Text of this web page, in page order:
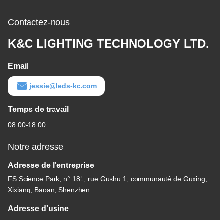
Contactez-nous
K&C LIGHTING TECHNOLOGY LTD.
Email
jessie@leds-kc.com
Temps de travail
08:00-18:00
Notre adresse
Adresse de l'entreprise
FS Science Park, n° 181, rue Gushu 1, communauté de Guxing,
Xixiang, Baoan, Shenzhen
Adresse d'usine